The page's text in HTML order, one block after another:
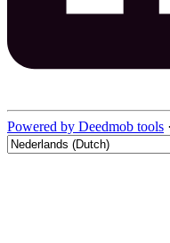
Powered by Deedmob tools ·